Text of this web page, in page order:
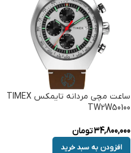
ساعت مچی مردانه تایمکس TIMEX
TW2W50100
34,800,000تومان
افزودن به سبد خرید